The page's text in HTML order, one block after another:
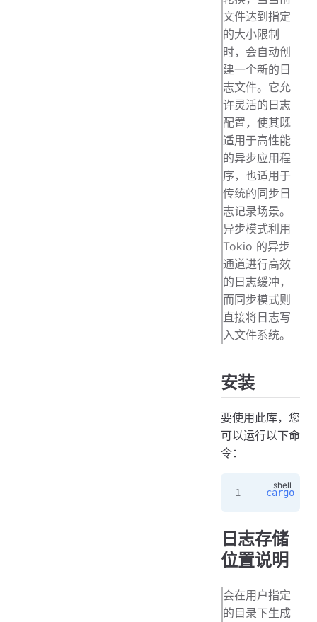
文件达到指定
的大小限制
时，会自动创
建一个新的日
志文件。它允
许灵活的日志
配置，使其既
适用于高性能
的异步应用程
序，也适用于
传统的同步日
志记录场景。
异步模式利用
Tokio 的异步
通道进行高效
的日志缓冲，
而同步模式则
直接将日志写
入文件系统。
安装
要使用此库，您
可以运行以下命
令：
cargo
日志存储
位置说明
会在用户指定
的目录下生成